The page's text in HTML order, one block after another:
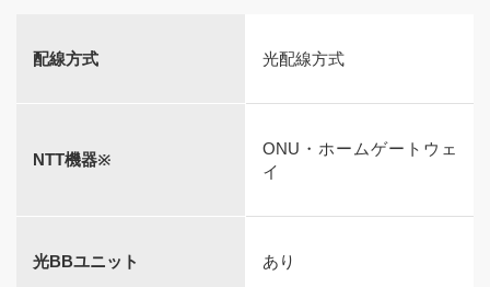
配線方式 光配線⽅式
NTT機器※
ONU・ホームゲートウェ
イ
光BBユニット あり